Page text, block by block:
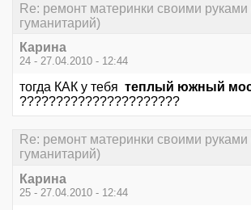
Re: ремонт материнки своими руками
гуманитарий)
Карина
24 - 27.04.2010 - 12:44
тогда КАК у тебя теплый южный
??????????????????????
Re: ремонт материнки своими руками
гуманитарий)
Карина
25 - 27.04.2010 - 12:44